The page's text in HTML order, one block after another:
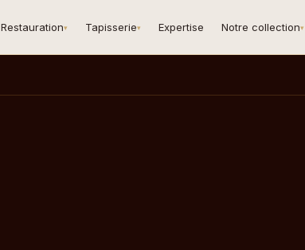
Restauration▾ Tapisserie▾ Expertise Notre collection▾